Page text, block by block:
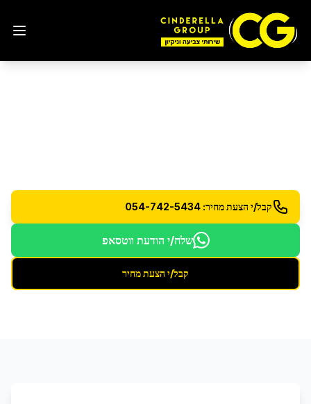
קבל/י הצעת מחיר: 054-742-5434
שלח/י הודעת ווטסאפ
קבל/י הצעת מחיר